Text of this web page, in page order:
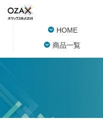
HOME
商品一覧